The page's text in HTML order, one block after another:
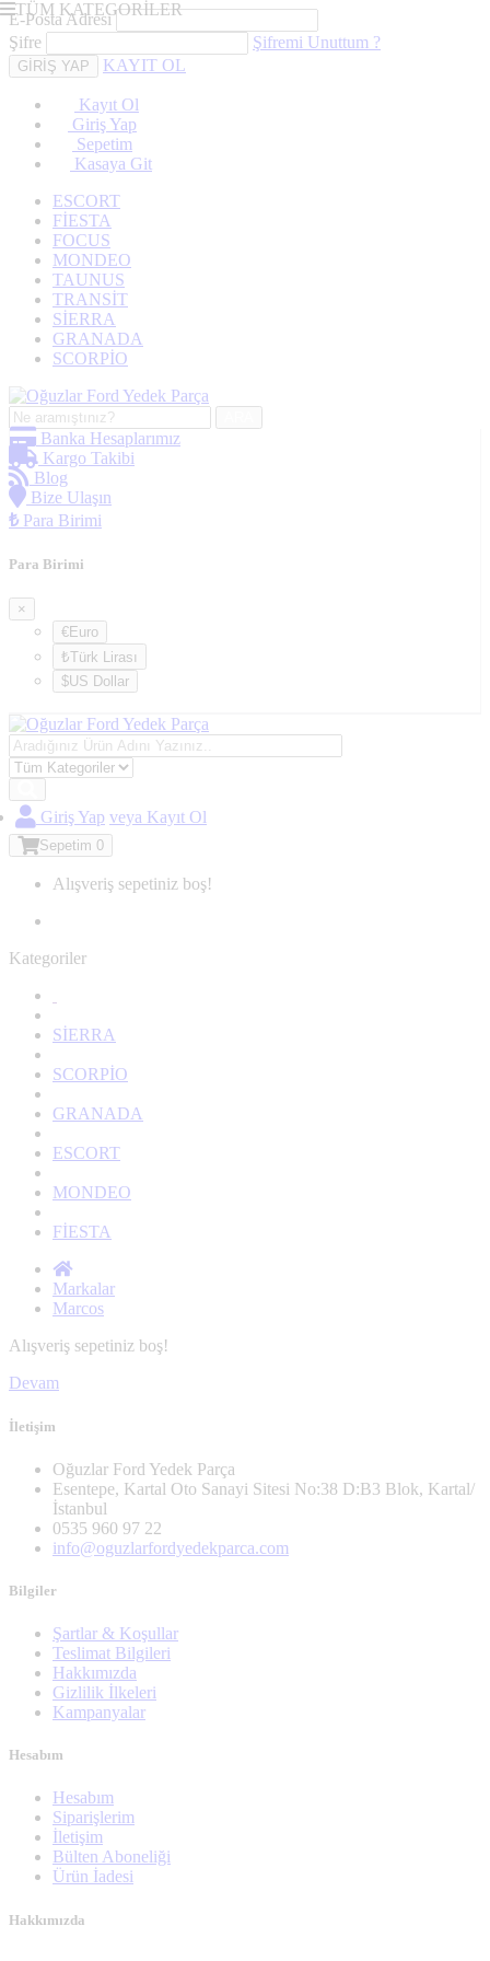
E-Posta Adresi
Şifre
Şifremi Unuttum ?
KAYIT OL
Kayıt Ol
Giriş Yap
Sepetim
Kasaya Git
ESCORT
FİESTA
FOCUS
MONDEO
TAUNUS
TRANSİT
SİERRA
GRANADA
SCORPİO
Banka Hesaplarımız
Kargo Takibi
Blog
Bize Ulaşın
₺ Para Birimi
Para Birimi
×
€Euro
₺Türk Lirası
$US Dollar
Giriş Yap veya Kayıt Ol
Sepetim 0
Alışveriş sepetiniz boş!
TÜM KATEGORİLER
Kategoriler
SİERRA
SCORPİO
GRANADA
ESCORT
MONDEO
FİESTA
Markalar
Marcos
Alışveriş sepetiniz boş!
Devam
İletişim
Oğuzlar Ford Yedek Parça
Esentepe, Kartal Oto Sanayi Sitesi No:38 D:B3 Blok, Kartal/
İstanbul
0535 960 97 22
info@oguzlarfordyedekparca.com
Bilgiler
Şartlar & Koşullar
Teslimat Bilgileri
Hakkımızda
Gizlilik İlkeleri
Kampanyalar
Hesabım
Hesabım
Siparişlerim
İletişim
Bülten Aboneliği
Ürün İadesi
Hakkımızda